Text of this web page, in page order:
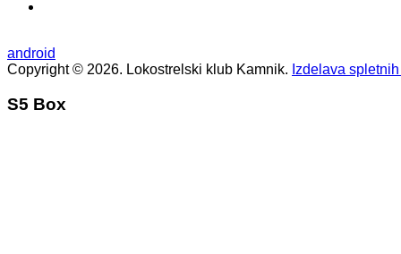
android
Copyright © 2026. Lokostrelski klub Kamnik. Izdelava
S5 Box